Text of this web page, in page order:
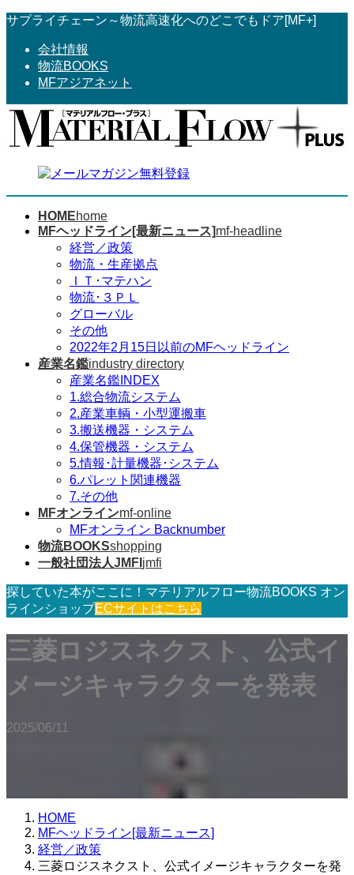
コ
へ
ス
ナ
ョ
ン
サプライチェーン～物流高速化へのどこでもドア[MF+]
会社情報
物流BOOKS
MFアジアネット
HOMEhome
MFヘッドライン[最新ニュース]mf-headline
経営／政策
物流・生産拠点
ＩＴ･マテハン
物流･３ＰＬ
グローバル
その他
2022年2月15日以前のMFヘッドライン
産業名鑑industry directory
産業名鑑INDEX
1.総合物流システム
2.産業車輌・小型運搬車
3.搬送機器・システム
4.保管機器・システム
5.情報･計量機器･システム
6.パレット関連機器
7.その他
MFオンラインmf-online
MFオンライン Backnumber
物流BOOKSshopping
一般社団法人JMFI jmfi
探していた本がここに！マテリアルフロー物流BOOKS オン
ラインショップECサイトはこちら
三菱ロジスネクスト、公式イ
メージキャラクターを発表
2025/06/11
HOME
MFヘッドライン[最新ニュース]
経営／政策
三菱ロジスネクスト、公式イメージキャラクターを発